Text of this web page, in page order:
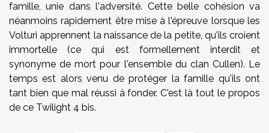
famille, unie dans l'adversité. Cette belle cohésion va
néanmoins rapidement être mise à l'épreuve lorsque les
Volturi apprennent la naissance de la petite, qu'ils croient
immortelle (ce qui est formellement interdit et
synonyme de mort pour l'ensemble du clan Cullen). Le
temps est alors venu de protéger la famille qu'ils ont
tant bien que mal réussi à fonder. C'est là tout le propos
de ce Twilight 4 bis.